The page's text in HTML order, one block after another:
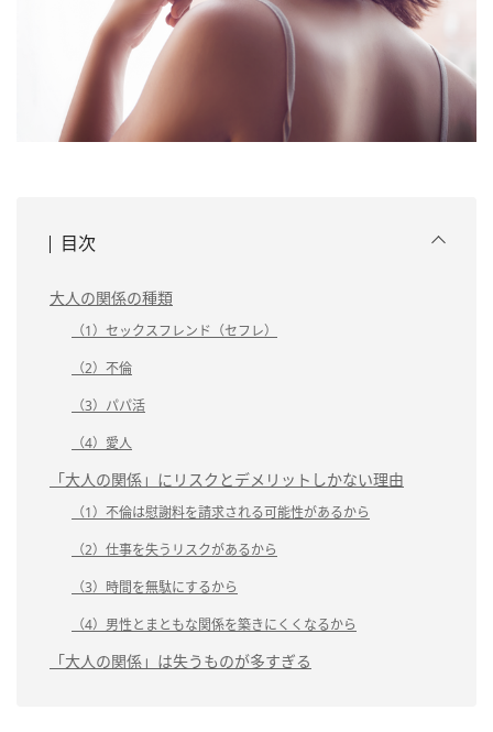
目次
大人の関係の種類
（1）セックスフレンド（セフレ）
（2）不倫
（3）パパ活
（4）愛人
「大人の関係」にリスクとデメリットしかない理由
（1）不倫は慰謝料を請求される可能性があるから
（2）仕事を失うリスクがあるから
（3）時間を無駄にするから
（4）男性とまともな関係を築きにくくなるから
「大人の関係」は失うものが多すぎる